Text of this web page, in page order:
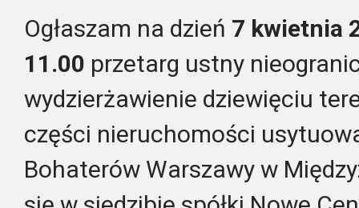
Ogłaszam na dzień 7 kwietnia
11.00 przetarg ustny
wydzierżawienie dziewięciu
części nieruchomości
Bohaterów Warszawy w